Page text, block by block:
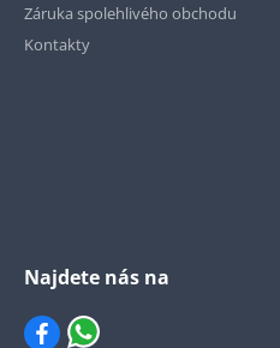
Záruka spolehlivého obchodu
Kontakty
Najdete nás na